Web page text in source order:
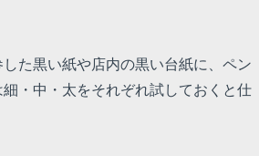
た黒い紙や店内の黒い台紙に、ペン
・中・太をそれぞれ試しておくと仕